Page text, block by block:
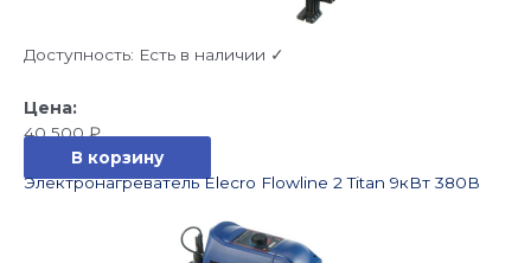
Доступность: Есть в наличии ✓
40 500₽
В корзину
Электронагреватель Elecro Flowline 2 Titan 9кВт 380В